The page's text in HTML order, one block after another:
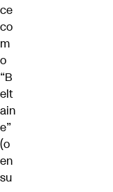
ce
co
m
o
“B
elt
ain
e”
(o
en
su